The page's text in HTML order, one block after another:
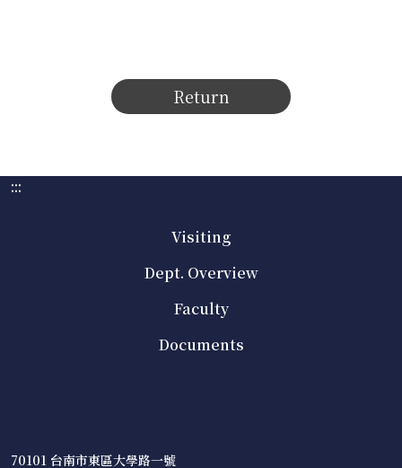
Return
:::
Visiting
Dept. Overview
Faculty
Documents
70101 台南市東區大學路一號